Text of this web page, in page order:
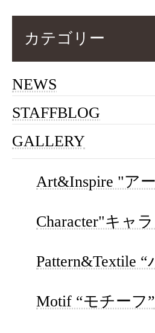
カテゴリー
NEWS
STAFFBLOG
GALLERY
Art&Inspire "ア
Character"キャ
Pattern&Textile
Motif “モチーフ”